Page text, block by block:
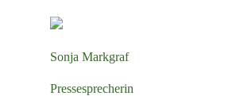
Sonja Markgraf
Pressesprecherin